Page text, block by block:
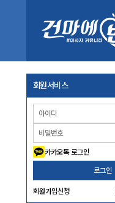
회원서비스
카카오톡 로그인
로그인
회원가입신청